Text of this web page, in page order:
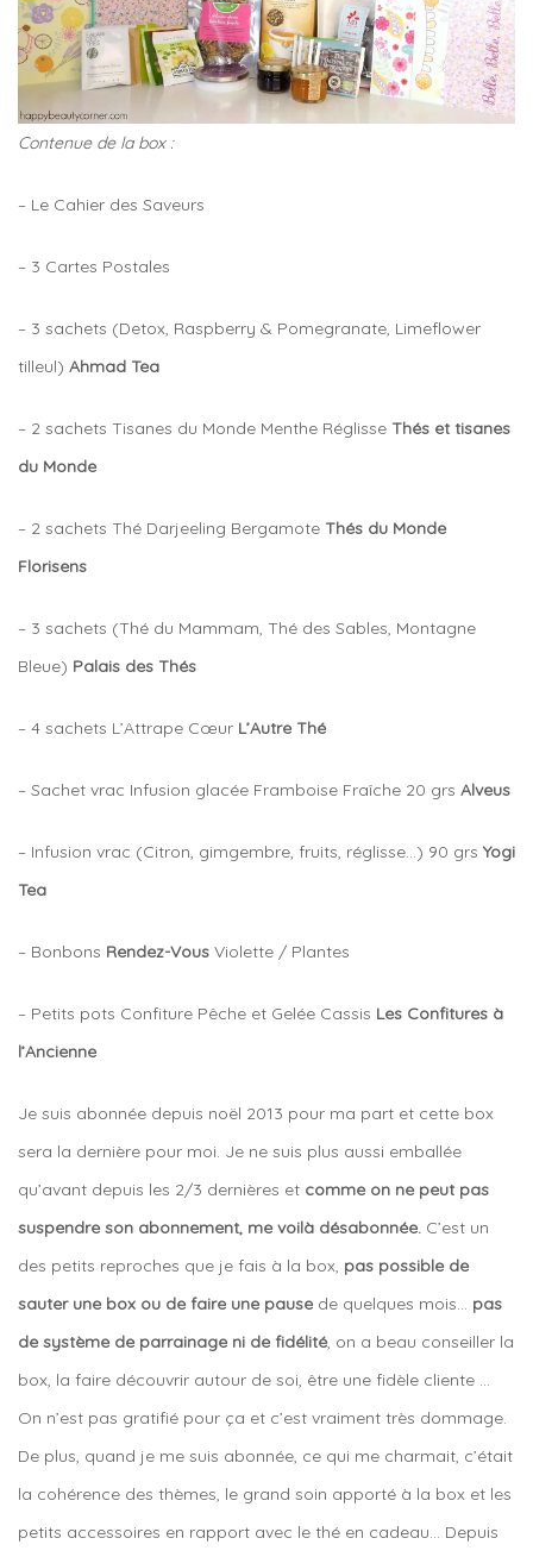
Contenue de la box :
– Le Cahier des Saveurs
– 3 Cartes Postales
– 3 sachets (Detox, Raspberry & Pomegranate, Limeflower
tilleul) Ahmad Tea
– 2 sachets Tisanes du Monde Menthe Réglisse Thés et tisanes
du Monde
– 2 sachets Thé Darjeeling Bergamote Thés du Monde
Florisens
– 3 sachets (Thé du Mammam, Thé des Sables, Montagne
Bleue) Palais des Thés
– 4 sachets L’Attrape Cœur L’Autre Thé
– Sachet vrac Infusion glacée Framboise Fraîche 20 grs Alveus
– Infusion vrac (Citron, gimgembre, fruits, réglisse…) 90 grs Yogi
Tea
– Bonbons Rendez-Vous Violette / Plantes
– Petits pots Confiture Pêche et Gelée Cassis Les Confitures à
l’Ancienne
Je suis abonnée depuis noël 2013 pour ma part et cette box
sera la dernière pour moi. Je ne suis plus aussi emballée
qu’avant depuis les 2/3 dernières et comme on ne peut pas
suspendre son abonnement, me voilà désabonnée. C’est un
des petits reproches que je fais à la box, pas possible de
sauter une box ou de faire une pause de quelques mois… pas
de système de parrainage ni de fidélité, on a beau conseiller la
box, la faire découvrir autour de soi, être une fidèle cliente …
On n’est pas gratifié pour ça et c’est vraiment très dommage.
De plus, quand je me suis abonnée, ce qui me charmait, c’était
la cohérence des thèmes, le grand soin apporté à la box et les
petits accessoires en rapport avec le thé en cadeau… Depuis